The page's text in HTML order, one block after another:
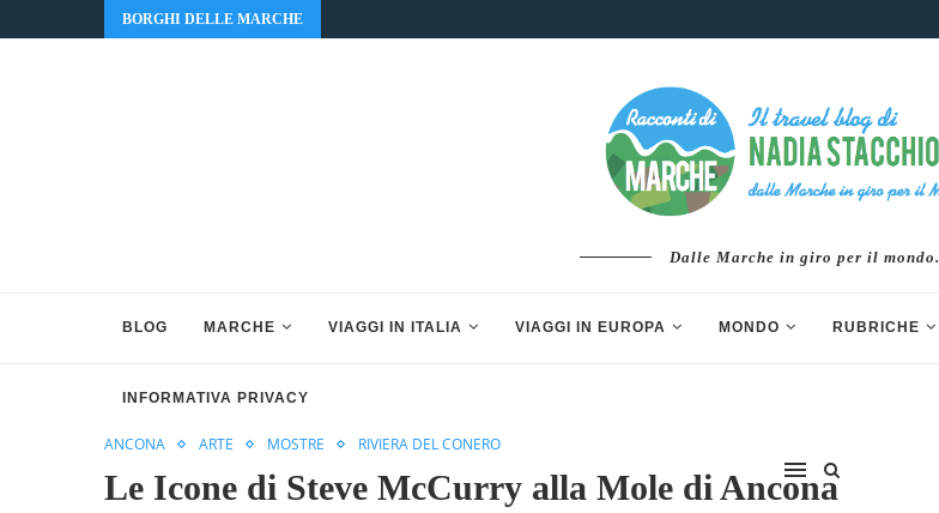
BORGHI DELLE MARCHE
Dalle Marche in giro per il mondo.
BLOG MARCHE VIAGGI IN ITALIA VIAGGI IN EUROPA MONDO RUBRICHE
INFORMATIVA PRIVACY
ANCONA ARTE MOSTRE RIVIERA DEL CONERO
Le Icone di Steve McCurry alla Mole di Ancona